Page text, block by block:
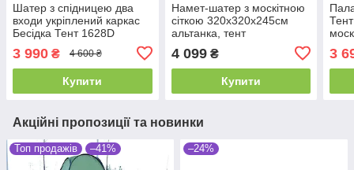
Шатер з спідницею два
входи укріплений каркас
Бесідка Тент 1628D
3 990 ₴ 4 600 ₴
Купити
Намет-шатер з москітною
сіткою 320х320х245см
альтанка, тент
4 099₴
Купити
3
Акційні пропозиції та новинки
Топ продажів –41% –24%